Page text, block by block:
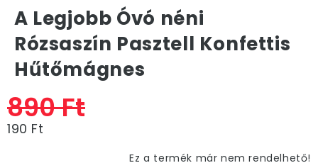
A Legjobb Óvó néni
Rózsaszín Pasztell Konfettis
Hűtőmágnes
890 Ft
190 Ft
Ez a termék már nem rendelhető!